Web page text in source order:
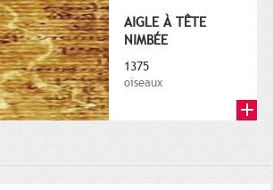
AIGLE À TÊTE
NIMBÉE
1375
oiseaux